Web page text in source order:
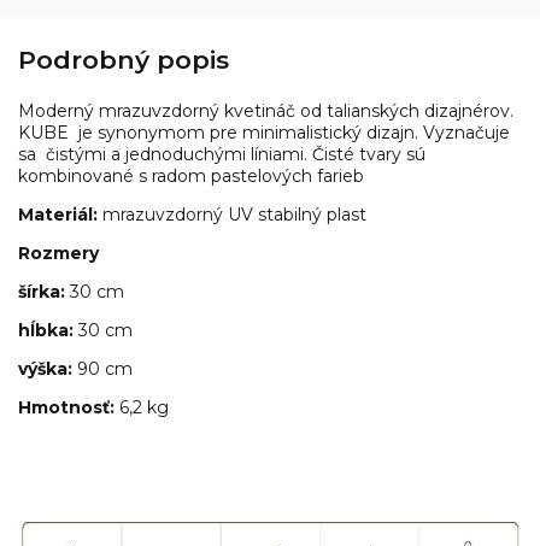
Podrobný popis
Moderný mrazuvzdorný kvetináč od talianských dizajnérov.
KUBE je synonymom pre minimalistický dizajn. Vyznačuje
sa čistými a jednoduchými líniami. Čisté tvary sú
kombinované s radom pastelových farieb
Materiál: mrazuvzdorný UV stabilný plast
Rozmery
šírka:30 cm
hĺbka:30 cm
výška: 90 cm
Hmotnosť: 6,2 kg